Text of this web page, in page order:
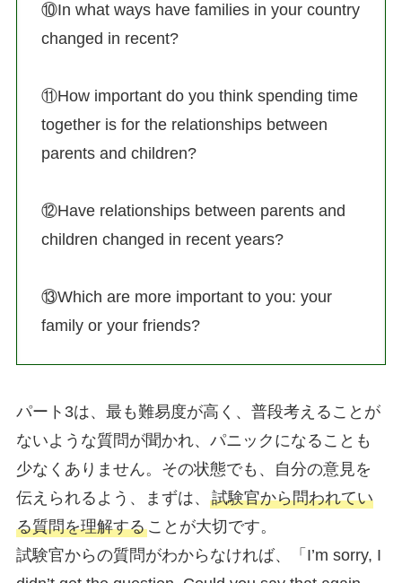
⑩In what ways have families in your country
changed in recent?
⑪How important do you think spending time
together is for the relationships between
parents and children?
⑫Have relationships between parents and
children changed in recent years?
⑬Which are more important to you: your
family or your friends?
パート3は、最も難易度が高く、普段考えることが
ないような質問が聞かれ、パニックになることも
少なくありません。その状態でも、自分の意見を
伝えられるよう、まずは、 試験官から問われてい
る質問を理解することが大切です。
試験官からの質問がわからなければ、「I’m sorry, I